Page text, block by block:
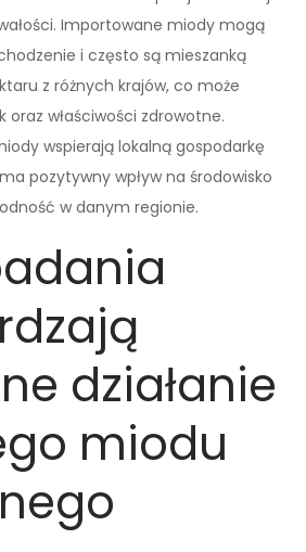
Importowane miody mogą
i często są mieszanką
z różnych krajów, co może
oraz właściwości zdrowotne.
wspierają lokalną gospodarkę
pozytywny wpływ na środowisko
w danym regionie.
działanie
miodu